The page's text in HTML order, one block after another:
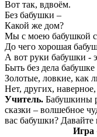
Вот так, вдвоём.
Без бабушки –
Какой же дом?
Мы с моею бабушкой
До чего хорошая
А вот руки бабушки -
Быть без дела бабушке
Золотые, ловкие, как
Нет, других,
Учитель. Бабушкины
сказки – волшебное
вас бабушки?
Игра